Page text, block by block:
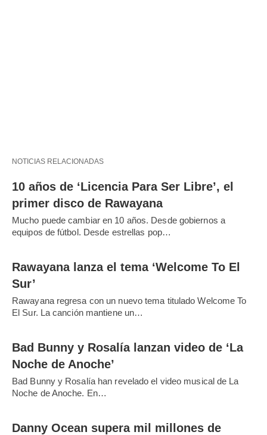
NOTICIAS RELACIONADAS
10 años de ‘Licencia Para Ser Libre’, el
primer disco de Rawayana
Mucho puede cambiar en 10 años. Desde gobiernos a
equipos de fútbol. Desde estrellas pop…
Rawayana lanza el tema ‘Welcome To El
Sur’
Rawayana regresa con un nuevo tema titulado Welcome To
El Sur. La canción mantiene un…
Bad Bunny y Rosalía lanzan video de ‘La
Noche de Anoche’
Bad Bunny y Rosalía han revelado el video musical de La
Noche de Anoche. En…
Danny Ocean supera mil millones de